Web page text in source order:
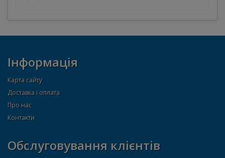
Інформація
Карта сайту
Доставка і оплата
Про нас
Контакти
Обслуговування клієнтів